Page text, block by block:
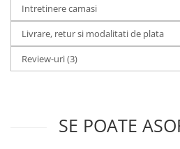
Intretinere camasi
Livrare, retur si modalitati de plata
Review-uri(3)
SE POATE